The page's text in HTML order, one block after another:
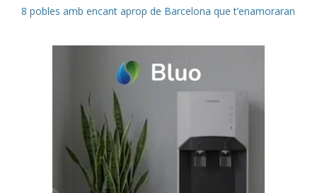
8 pobles amb encant aprop de Barcelona que t’enamoraran